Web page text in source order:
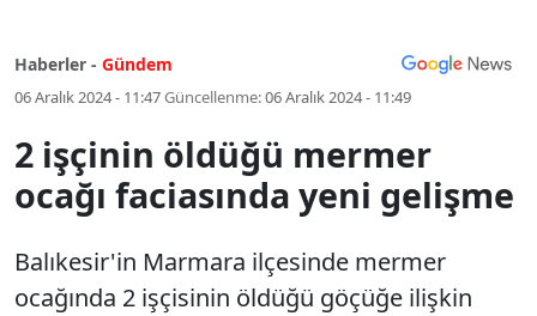
Haberler - Gündem
06 Aralık 2024 - 11:47Güncellenme:06 Aralık 2024 - 11:49
2 işçinin öldüğü mermer
ocağı faciasında yeni gelişme
Balıkesir'in Marmara ilçesinde mermer
ocağında 2 işçisinin öldüğü göçüğe ilişkin